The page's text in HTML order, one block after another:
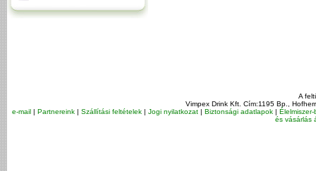
A
Vimpex Drink Kft. Cím:1195 Bp.,
e-mail| Partnereink| Szállítási feltételek| Jogi nyilatkozat| Biztonsági adatlapok|
és vásárlás